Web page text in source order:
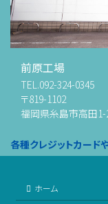
前原工場
TEL.092-324-0345
〒819-1102
福岡県糸島市高田1-
各種クレジットカード
ホーム